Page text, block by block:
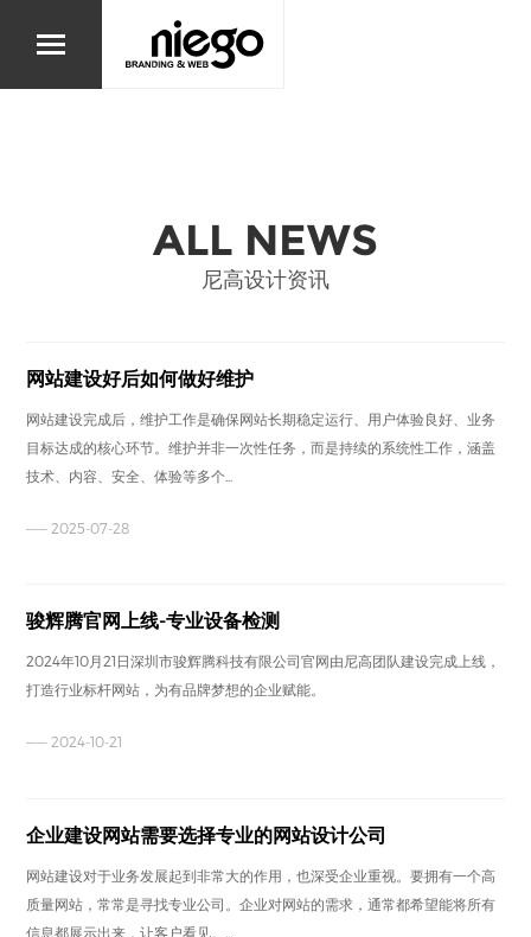
ALL NEWS
尼高设计资讯
网站建设好后如何做好维护
网站建设完成后，维护工作是确保网站长期稳定运行、用户体验良好、业务
目标达成的核心环节。维护并非一次性任务，而是持续的系统性工作，涵盖
技术、内容、安全、体验等多个...
—— 2025-07-28
骏辉腾官网上线-专业设备检测
2024年10月21日深圳市骏辉腾科技有限公司官网由尼高团队建设完成上线，
打造行业标杆网站，为有品牌梦想的企业赋能。
—— 2024-10-21
企业建设网站需要选择专业的网站设计公司
网站建设对于业务发展起到非常大的作用，也深受企业重视。要拥有一个高
质量网站，常常是寻找专业公司。企业对网站的需求，通常都希望能将所有
信息都展示出来，让客户看见。...